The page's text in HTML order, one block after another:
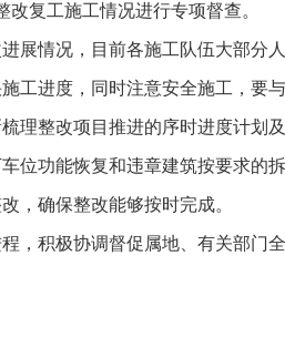
复工施工情况进行专项督查。
展情况，目前各施工队伍大部分
工进度，同时注意安全施工，要
理整改项目推进的序时进度计划
位功能恢复和违章建筑按要求的拆
，确保整改能够按时完成。
，积极协调督促属地、有关部门